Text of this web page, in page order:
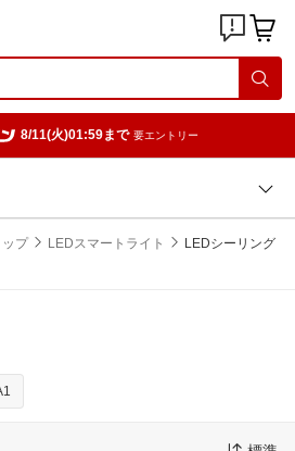
8/11(火)01:59まで 要エントリー
ップ LEDスマートライト
LEDシーリング